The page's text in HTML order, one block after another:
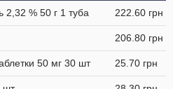
2,32 % 50 г 1 туба 222.60 грн
206.80 грн
50 мг 30 шт 25.70 грн